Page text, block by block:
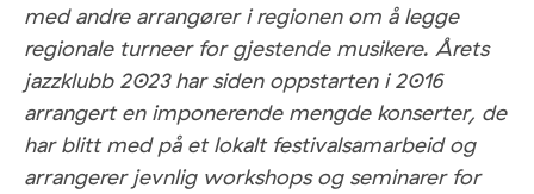
med andre arrangører i regionen om å legge
regionale turneer for gjestende musikere. Årets
jazzklubb 2023 har siden oppstarten i 2016
arrangert en imponerende mengde konserter, de
har blitt med på et lokalt festivalsamarbeid og
arrangerer jevnlig workshops og seminarer for